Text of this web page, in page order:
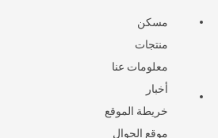
مسكن
منتجات
معلومات عنا
أخبار
خريطة الموقع
موقع الجوال